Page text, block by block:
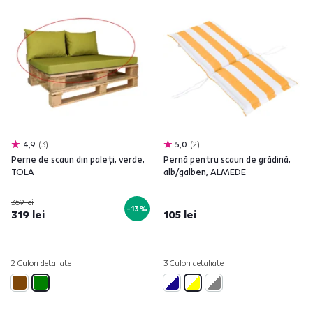
4,9 3
Perne de scaun din paleţi, verde,
TOLA
369 lei
319 lei -13%
2 Culori detaliate
5,0 2
Pernă pentru scaun de grădină,
alb/galben, ALMEDE
105 lei
3 Culori detaliate